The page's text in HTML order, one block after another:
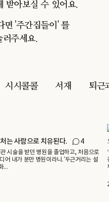
받아보실 수 있어요.
면 '주간집들이' 를
러주세요.
시시콜콜 서재 퇴근
는 사람으로 치유된다. 4
시술을 받던 병원을 졸업하고, 처음으로
어 내가 분만 병원이라니.’두근거리는 설
...